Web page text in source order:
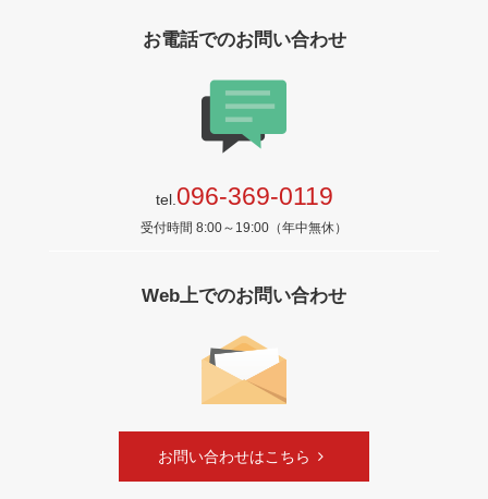
お電話でのお問い合わせ
tel. 096-369-0119
受付時間 8:00～19:00（年中無休）
Web上でのお問い合わせ
お問い合わせはこちら